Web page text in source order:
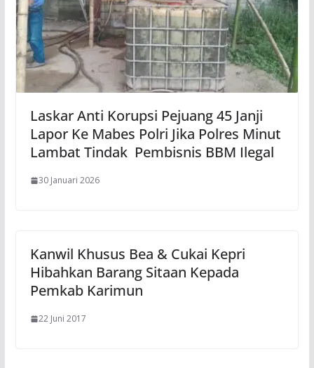
Laskar Anti Korupsi Pejuang 45 Janji
Lapor Ke Mabes Polri Jika Polres Minut
Lambat Tindak Pembisnis BBM Ilegal
30 Januari 2026
Kanwil Khusus Bea & Cukai Kepri
Hibahkan Barang Sitaan Kepada
Pemkab Karimun
22 Juni 2017